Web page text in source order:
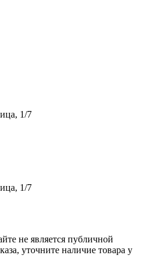
1/7
1/7
не является публичной
уточните наличие товара у